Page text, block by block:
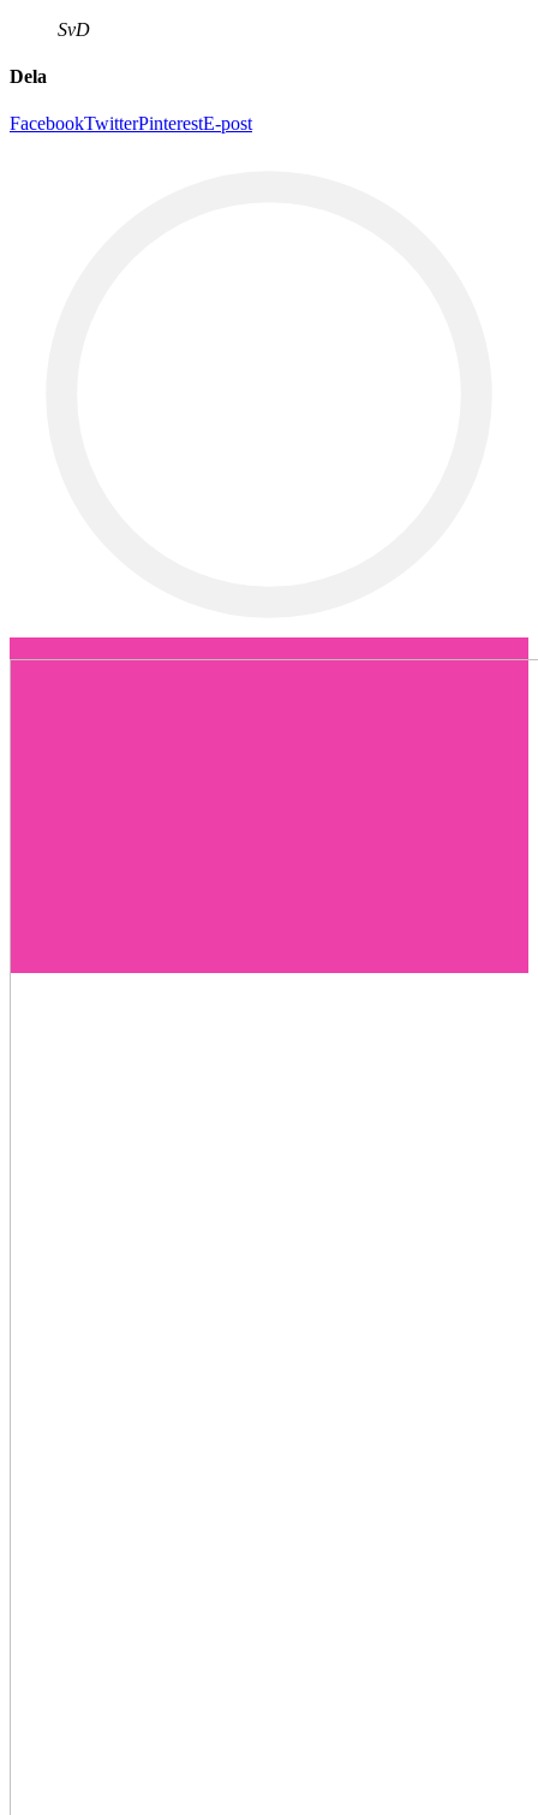
SvD
Dela
FacebookTwitterPinterestE-post